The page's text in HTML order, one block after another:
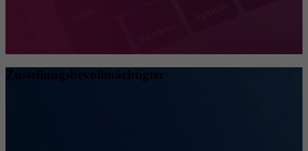
Zustellungsbevollmächtigter